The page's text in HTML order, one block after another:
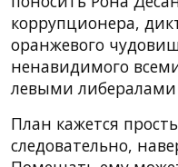
коррупционера,
оранжевого
ненавидимого
левыми
План кажется
следовательно,